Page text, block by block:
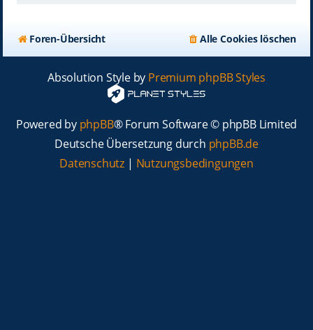
Foren-Übersicht Alle Cookies löschen
Absolution Style by Premium phpBB Styles
Powered by phpBB® Forum Software © phpBB Limited
Deutsche Übersetzung durch phpBB.de
Datenschutz | Nutzungsbedingungen